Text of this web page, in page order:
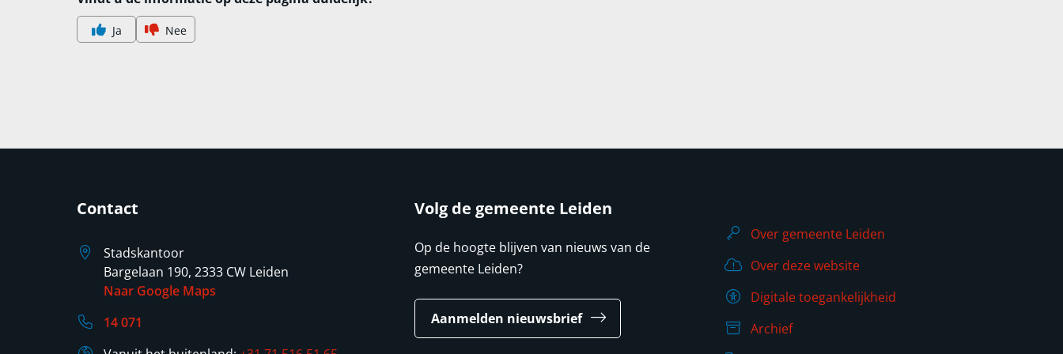
Ja Nee
Contact
Stadskantoor
Bargelaan 190, 2333 CW Leiden
Naar Google Maps
14 071
Volg de gemeente Leiden
Op de hoogte blijven van nieuws van de
gemeente Leiden?
Aanmelden nieuwsbrief
Over gemeente Leiden
Over deze website
Digitale toegankelijkheid
Archief